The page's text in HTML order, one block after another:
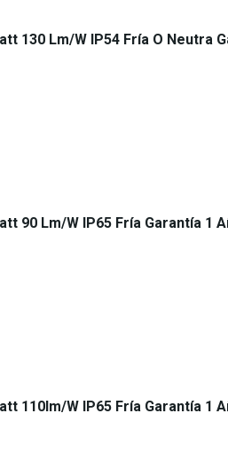
130 Lm/w IP54 Fría O Neutra
90 Lm/w IP65 Fría Garantía 1
110lm/w IP65 Fría Garantía 1